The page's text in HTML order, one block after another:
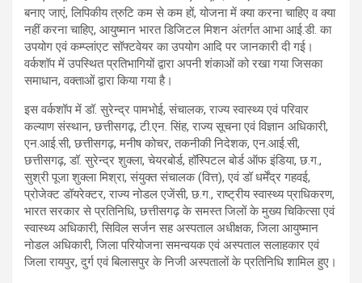
बनाए जाएं, लिपिकीय त्रुटि कम से कम हों, योजना में क्या करना चाहिए व क्या
नहीं करना चाहिए, आयुष्मान भारत डिजिटल मिशन अंतर्गत आभा आई.डी. का
उपयोग एवं कम्प्लांएट सॉफ्टवेयर का उपयोग आदि पर जानकारी दी गई।
वर्कशॉप में उपस्थित प्रतिभागियों द्वारा अपनी शंकाओं को रखा गया जिसका
समाधान, वक्ताओं द्वारा किया गया है।
इस वर्कशॉप में डॉ. सुरेन्द्र पामभोई, संचालक, राज्य स्वास्थ्य एवं परिवार
कल्याण संस्थान, छत्तीसगढ़, टी.एन. सिंह, राज्य सूचना एवं विज्ञान अधिकारी,
एन.आई.सी, छत्तीसगढ़, मनीष कोचर, तकनीकी निदेशक, एन.आई.सी,
छत्तीसगढ़, डॉ. सुरेन्द्र शुक्ला, चेयरबोर्ड, हॉस्पिटल बोर्ड ऑफ इंडिया, छ.ग.,
सुश्री पूजा शुक्ला मिश्रा, संयुक्त संचालक (वित्त), एवं डॉ धर्मेंद्र गहवई,
प्रोजेक्ट डॉयरेक्टर, राज्य नोडल एजेंसी, छ.ग., राष्ट्रीय स्वास्थ्य प्राधिकरण,
भारत सरकार से प्रतिनिधि, छत्तीसगढ़ के समस्त जिलों के मुख्य चिकित्सा एवं
स्वास्थ्य अधिकारी, सिविल सर्जन सह अस्पताल अधीक्षक, जिला आयुष्मान
नोडल अधिकारी, जिला परियोजना समन्वयक एवं अस्पताल सलाहकार एवं
जिला रायपुर, दुर्ग एवं बिलासपुर के निजी अस्पतालों के प्रतिनिधि शामिल हुए।